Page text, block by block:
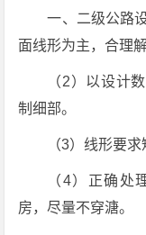
一、二级公路
面线形为主，合理
（2）以设计
制细部。
（3）线形要
（4）正确处
房，尽量不穿溏。